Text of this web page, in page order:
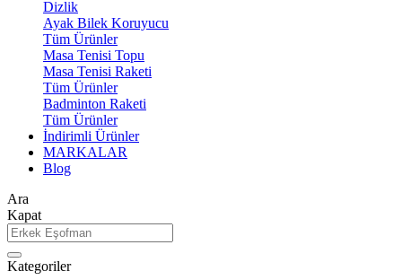
Dizlik
Ayak Bilek Koruyucu
Tüm Ürünler
Masa Tenisi Topu
Masa Tenisi Raketi
Tüm Ürünler
Badminton Raketi
Tüm Ürünler
İndirimli Ürünler
MARKALAR
Blog
Ara
Kapat
Kategoriler